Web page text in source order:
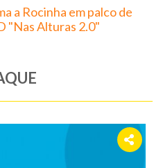
a Rocinha em palco de
"Nas Alturas 2.0"